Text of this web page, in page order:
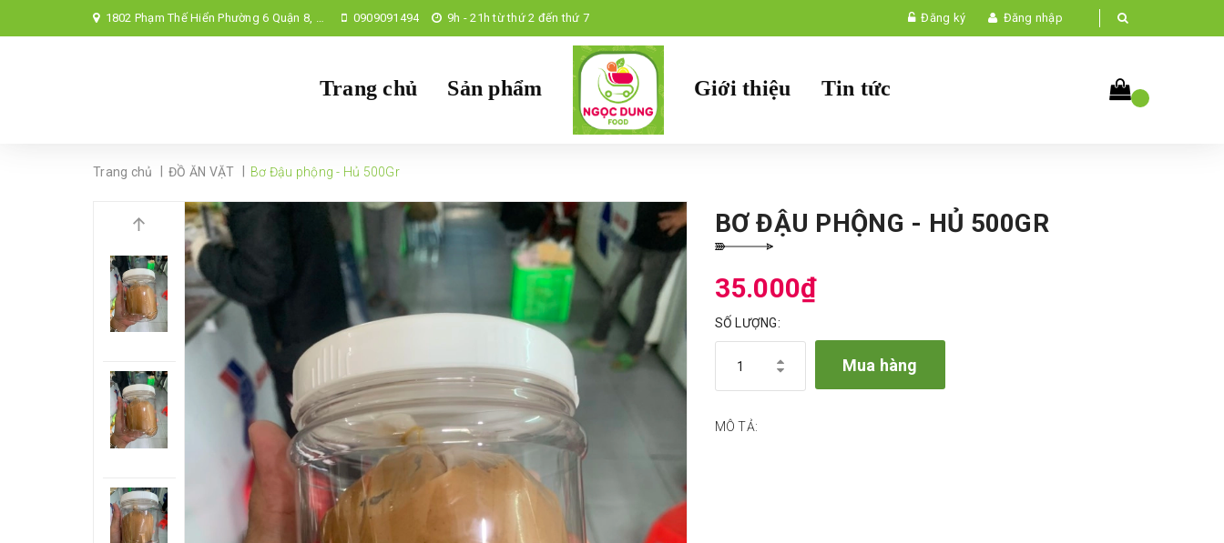
1802 Phạm Thế Hiển Phường 6 Quận 8, TP Hồ Chí Minh, 0909091494 9h - 21h từ thứ 2 đến thứ 7 Đăng ký Đăng nhập
Trang chủ Sản phẩm Giới thiệu Tin tức
Trang chủ ĐỒ ĂN VẶT Bơ Đậu phộng - Hủ 500Gr
BƠ ĐẬU PHỘNG - HỦ 500GR
35.000₫
SỐ LƯỢNG:
Mua hàng
MÔ TẢ: